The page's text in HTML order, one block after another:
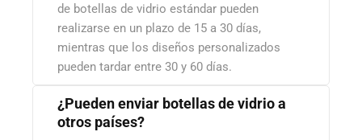
de botellas de vidrio estándar pueden
realizarse en un plazo de 15 a 30 días,
mientras que los diseños personalizados
pueden tardar entre 30 y 60 días.
¿Pueden enviar botellas de vidrio a
otros países?